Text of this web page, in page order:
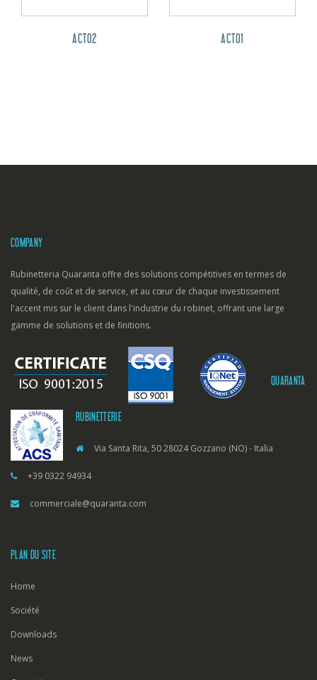
ACT02 ACT01
COMPANY
Rubinetteria Quaranta offre des solutions compétitives en termes de
qualité, de coût et de service, et au cœur de chaque investissement
l'accent mis sur le client dans l'industrie du robinet, offrant une large
gamme de solutions et de finitions.
QUARANTA
RUBINETTERIE
Via Santa Rita, 50 28024 Gozzano (NO) - Italia
+39 0322 94934
commerciale@quaranta.com
PLAN DU SITE
Home
Société
Downloads
News